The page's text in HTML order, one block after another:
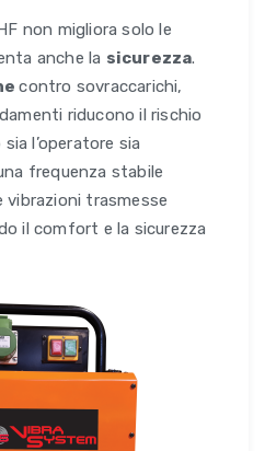
non migliora solo le
anche la sicurezza.
contro sovraccarichi,
riducono il rischio
l’operatore sia
frequenza stabile
vibrazioni trasmesse
il comfort e la sicurezza